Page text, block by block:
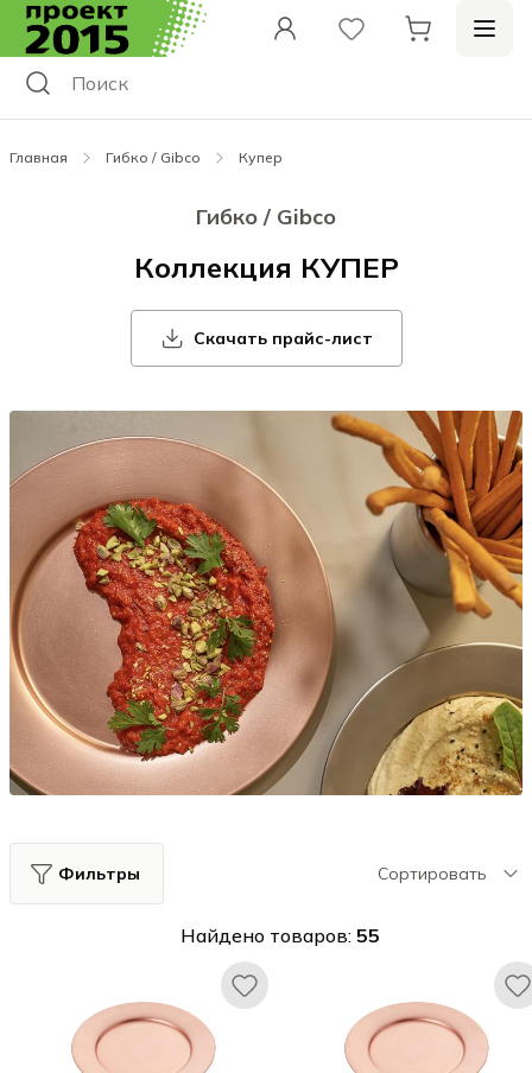
Главная Гибко / Gibco Купер
Гибко / Gibco
Коллекция КУПЕР
Скачать прайс-лист
Фильтры Сортировать
Найдено товаров: 55